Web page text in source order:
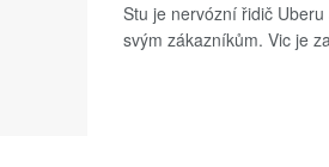
Stu je nervózní řidič
svým zákazníkům. Vic je